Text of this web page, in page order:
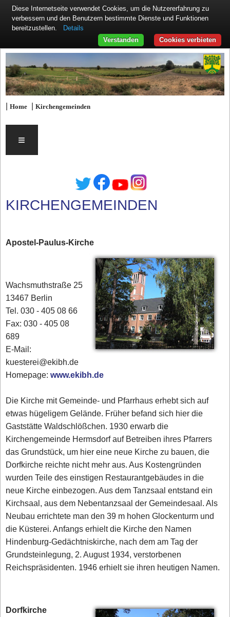
|Home |Kirchengemeinden
≡
KIRCHENGEMEINDEN
Apostel-Paulus-Kirche
Wachsmuthstraße 25
13467 Berlin
Tel. 030 - 405 08 66
Fax: 030 - 405 08
689
E-Mail:
kuesterei@ekibh.de
Homepage:www.ekibh.de
Die Kirche mit Gemeinde- und Pfarrhaus erhebt sich auf
etwas hügeligem Gelände. Früher befand sich hier die
Gaststätte Waldschlößchen. 1930 erwarb die
Kirchengemeinde Hermsdorf auf Betreiben ihres Pfarrers
das Grundstück, um hier eine neue Kirche zu bauen, die
Dorfkirche reichte nicht mehr aus. Aus Kostengründen
wurden Teile des einstigen Restaurantgebäudes in die
neue Kirche einbezogen. Aus dem Tanzsaal entstand ein
Kirchsaal, aus dem Nebentanzsaal der Gemeindesaal. Als
Neubau errichtete man den 39 m hohen Glockenturm und
die Küsterei. Anfangs erhielt die Kirche den Namen
Hindenburg-Gedächtniskirche, nach dem am Tag der
Grundsteinlegung, 2. August 1934, verstorbenen
Reichspräsidenten. 1946 erhielt sie ihren heutigen Namen.
Dorfkirche
Diese Internetseite verwendet Cookies, um die Nutzererfahrung zu
verbessern und den Benutzern bestimmte Dienste und Funktionen
bereitzustellen.
Details
Cookies verbieten
Verstanden